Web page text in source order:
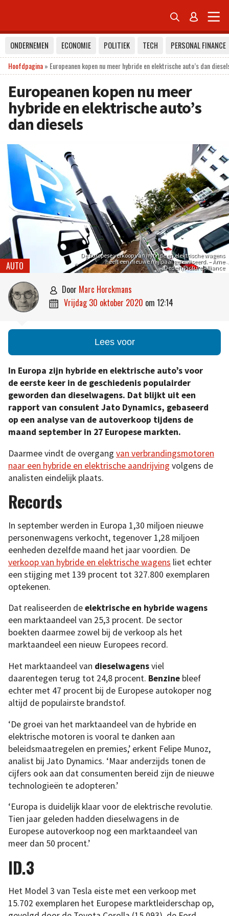
 
ONDERNEMEN ECONOMIE POLITIEK TECH
PERSONAL FINANCE
Hoofdpagina» Europeanen kopen nu meer hybride en elektrische auto’s dan
Europeanen kopen nu meer
hybride en elektrische auto’s
dan diesels
De Europese verkoop van hybride en elektrische wagens
heeft een nieuwe mijlpaal gerealiseerd. – Arne
Dedert/Picture Alliance
AUTO
 door Marc Horckmans
 vrijdag 30 oktober 2020 om 12:14
Lees voor
In Europa zijn hybride en elektrische auto’s voor
de eerste keer in de geschiedenis populairder
geworden dan dieselwagens. Dat blijkt uit een
rapport van consulent Jato Dynamics, gebaseerd
op een analyse van de autoverkoop tijdens de
maand september in 27 Europese markten.
Daarmee vindt de overgang van verbrandingsmotoren
naar een hybride en elektrische aandrijving volgens de
analisten eindelijk plaats.
Records
In september werden in Europa 1,30 miljoen nieuwe
personenwagens verkocht, tegenover 1,28 miljoen
eenheden dezelfde maand het jaar voordien. De
verkoop van hybride en elektrische wagens liet echter
een stijging met 139 procent tot 327.800 exemplaren
optekenen.
Dat realiseerden deelektrische en hybride wagens
een marktaandeel van 25,3 procent. De sector
boekten daarmee zowel bij de verkoop als het
marktaandeel een nieuw Europees record.
Het marktaandeel van dieselwagensviel
daarentegen terug tot 24,8 procent. Benzine bleef
echter met 47 procent bij de Europese autokoper nog
altijd de populairste brandstof.
‘De groei van het marktaandeel van de hybride en
elektrische motoren is vooral te danken aan
beleidsmaatregelen en premies,’ erkent Felipe Munoz,
analist bij Jato Dynamics. ‘Maar anderzijds tonen de
cijfers ook aan dat consumenten bereid zijn de nieuwe
technologieën te adopteren.’
‘Europa is duidelijk klaar voor de elektrische revolutie.
Tien jaar geleden hadden dieselwagens in de
Europese autoverkoop nog een marktaandeel van
meer dan 50 procent.’
ID.3
Het Model 3 van Tesla eiste met een verkoop met
15.702 exemplaren het Europese marktleiderschap op,